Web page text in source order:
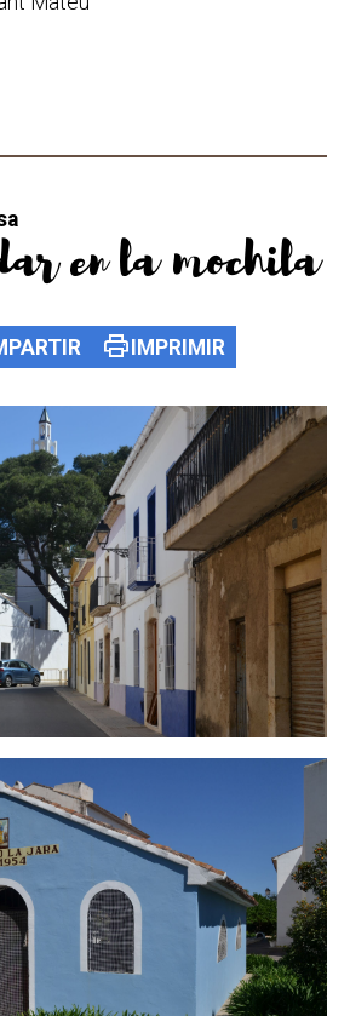
en la mochila
printIMPRIMIR